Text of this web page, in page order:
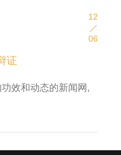
12
06
证
效和动态的新闻网,